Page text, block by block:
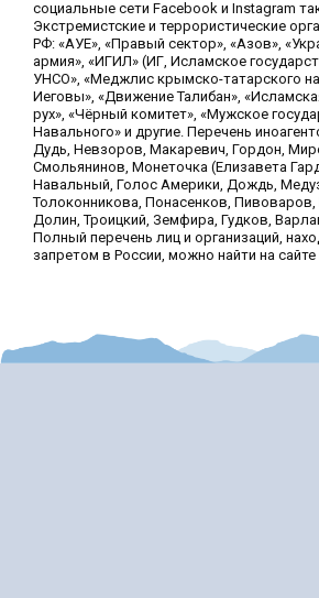
социальные сети Facebook и Instagram
Экстремистские и террористические
РФ: «АУЕ», «Правый сектор», «Азов»,
армия», «ИГИЛ» (ИГ, Исламское
УНСО», «Меджлис крымско-татарского
Иеговы», «Движение Талибан»,
рух», «Чёрный комитет», «Мужское
Навального» и другие. Перечень
Дудь, Невзоров, Макаревич, Гордон,
Смольянинов, Монеточка (Елизавета
Навальный, Голос Америки, Дождь,
Толоконникова, Понасенков, Пивоваров,
Долин, Троицкий, Земфира, Гудков,
Полный перечень лиц и организаций,
запретом в России, можно найти на